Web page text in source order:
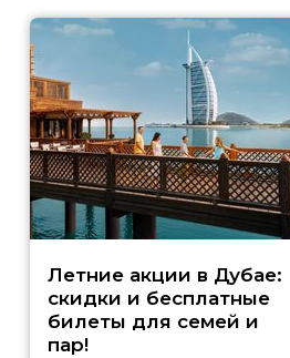
Летние акции в Дубае:
скидки и бесплатные
билеты для семей и
пар!